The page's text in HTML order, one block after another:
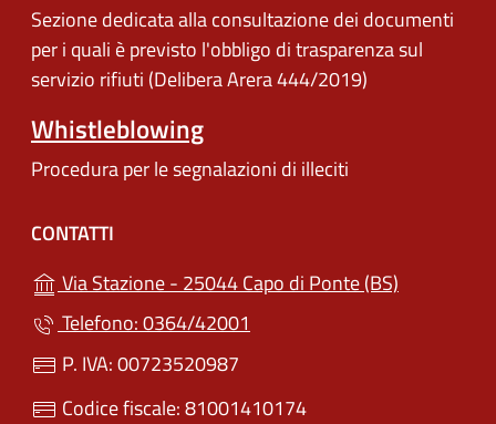
Sezione dedicata alla consultazione dei documenti
per i quali è previsto l'obbligo di trasparenza sul
servizio rifiuti (Delibera Arera 444/2019)
Whistleblowing
Procedura per le segnalazioni di illeciti
CONTATTI
Via Stazione - 25044 Capo di Ponte (BS)
Telefono: 0364/42001
P. IVA: 00723520987
Codice fiscale: 81001410174